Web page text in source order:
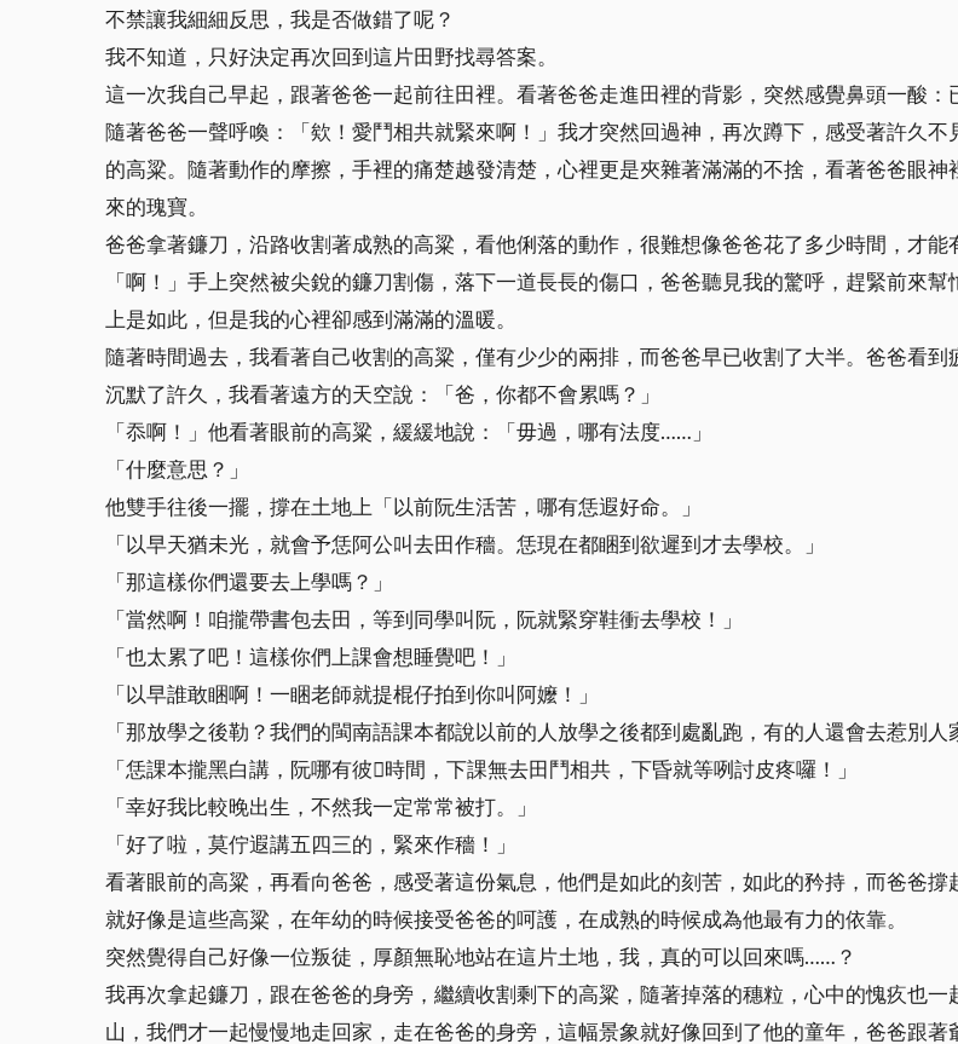
不禁讓我細細反思，我是否做錯了呢？
我不知道，只好決定再次回到這片田野找尋答案。
這一次我自己早起，跟著爸爸一起前往田裡。看著爸爸走進田裡的背影，突然感覺鼻頭一酸
隨著爸爸一聲呼喚：「欸！愛鬥相共就緊來啊！」我才突然回過神，再次蹲下，感受著許久
的高粱。隨著動作的摩擦，手裡的痛楚越發清楚，心裡更是夾雜著滿滿的不捨，看著爸爸眼
來的瑰寶。
爸爸拿著鐮刀，沿路收割著成熟的高粱，看他俐落的動作，很難想像爸爸花了多少時間，才
「啊！」手上突然被尖銳的鐮刀割傷，落下一道長長的傷口，爸爸聽見我的驚呼，趕緊前來
上是如此，但是我的心裡卻感到滿滿的溫暖。
隨著時間過去，我看著自己收割的高粱，僅有少少的兩排，而爸爸早已收割了大半。爸爸看到
沉默了許久，我看著遠方的天空說：「爸，你都不會累嗎？」
「忝啊！」他看著眼前的高粱，緩緩地說：「毋過，哪有法度……」
「什麼意思？」
他雙手往後一擺，撐在土地上「以前阮生活苦，哪有恁遐好命。」
「以早天猶未光，就會予恁阿公叫去田作穡。恁現在都睏到欲遲到才去學校。」
「那這樣你們還要去上學嗎？」
「當然啊！咱攏帶書包去田，等到同學叫阮，阮就緊穿鞋衝去學校！」
「也太累了吧！這樣你們上課會想睡覺吧！」
「以早誰敢睏啊！一睏老師就提棍仔拍到你叫阿嬤！」
「那放學之後勒？我們的閩南語課本都說以前的人放學之後都到處亂跑，有的人還會去惹別人
「恁課本攏黑白講，阮哪有彼時間，下課無去田鬥相共，下昏就等咧討皮疼囉！」
「幸好我比較晚出生，不然我一定常常被打。」
「好了啦，莫佇遐講五四三的，緊來作穡！」
看著眼前的高粱，再看向爸爸，感受著這份氣息，他們是如此的刻苦，如此的矜持，而爸爸
就好像是這些高粱，在年幼的時候接受爸爸的呵護，在成熟的時候成為他最有力的依靠。
突然覺得自己好像一位叛徒，厚顏無恥地站在這片土地，我，真的可以回來嗎……？
我再次拿起鐮刀，跟在爸爸的身旁，繼續收割剩下的高粱，隨著掉落的穗粒，心中的愧疚也
山，我們才一起慢慢地走回家，走在爸爸的身旁，這幅景象就好像回到了他的童年，爸爸跟